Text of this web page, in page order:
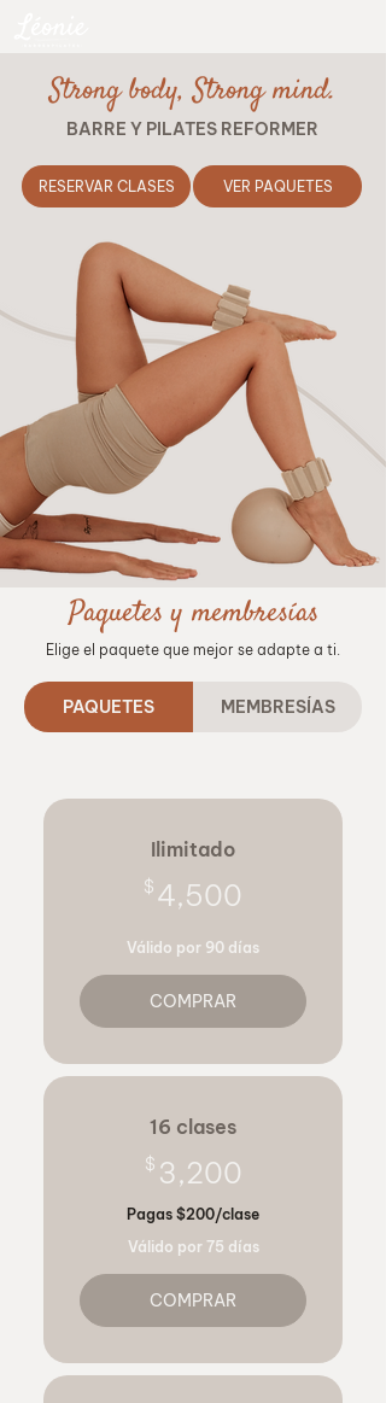
Strong body, Strong mind.
BARRE Y PILATES REFORMER
RESERVAR CLASES VER PAQUETES
Paquetes y membresías
Elige el paquete que mejor se adapte a ti.
PAQUETES MEMBRESÍAS
Ilimitado
$ 4,500
Válido por 90 días
COMPRAR
16 clases
$ 3,200
Pagas $200/clase
Válido por 75 días
COMPRAR